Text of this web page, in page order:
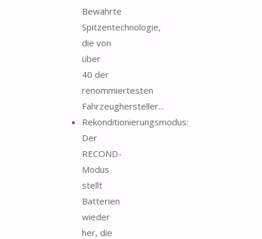
Bewährte
Spitzentechnologie,
die von
über
40 der
renommiertesten
Fahrzeughersteller...
Rekonditionierungsmodus:
Der
RECOND-
Modus
stellt
Batterien
wieder
her, die